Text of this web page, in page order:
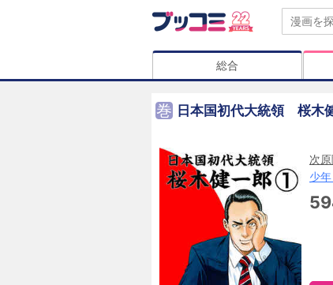
総合
巻 日本国初代大統領 桜木
次
少